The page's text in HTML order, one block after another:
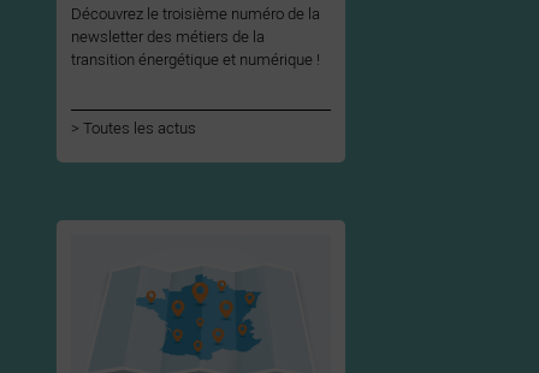
Découvrez le troisième numéro de la
newsletter des métiers de la
transition énergétique et numérique !
Toutes les actus